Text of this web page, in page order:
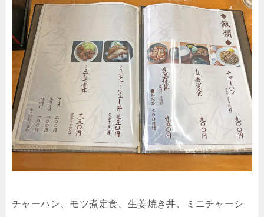
チャーハン、モツ煮定食、生姜焼き丼、ミニチャーシ